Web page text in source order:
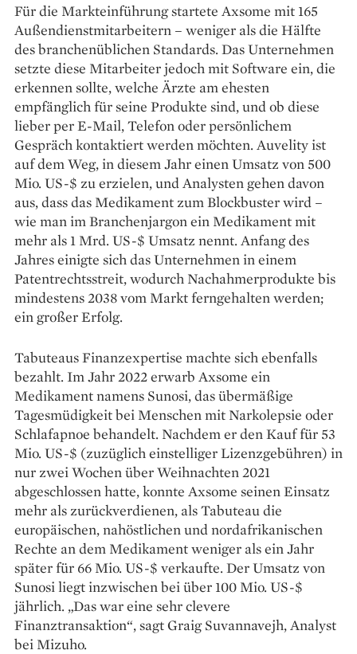
Für die Markteinführung startete Axsome mit 165
Außendienstmitarbeitern – weniger als die Hälfte
des branchenüblichen Standards. Das Unternehmen
setzte diese Mitarbeiter jedoch mit Software ein, die
erkennen sollte, welche Ärzte am ehesten
empfänglich für seine Produkte sind, und ob diese
lieber per E-Mail, Telefon oder persönlichem
Gespräch kontaktiert werden möchten. Auvelity ist
auf dem Weg, in diesem Jahr einen Umsatz von 500
Mio. US-$ zu erzielen, und Analysten gehen davon
aus, dass das Medikament zum Blockbuster wird –
wie man im Branchenjargon ein Medikament mit
mehr als 1 Mrd. US-$ Umsatz nennt. Anfang des
Jahres einigte sich das Unternehmen in einem
Patentrechtsstreit, wodurch Nachahmerprodukte bis
mindestens 2038 vom Markt ferngehalten werden;
ein großer Erfolg.
Tabuteaus Finanzexpertise machte sich ebenfalls
bezahlt. Im Jahr 2022 erwarb Axsome ein
Medikament namens Sunosi, das übermäßige
Tagesmüdigkeit bei Menschen mit Narkolepsie oder
Schlafapnoe behandelt. Nachdem er den Kauf für 53
Mio. US-$ (zuzüglich einstelliger Lizenzgebühren) in
nur zwei Wochen über Weihnachten 2021
abgeschlossen hatte, konnte Axsome seinen Einsatz
mehr als zurückverdienen, als Tabuteau die
europäischen, nahöstlichen und nordafrikanischen
Rechte an dem Medikament weniger als ein Jahr
später für 66 Mio. US-$ verkaufte. Der Umsatz von
Sunosi liegt inzwischen bei über 100 Mio. US-$
jährlich. „Das war eine sehr clevere
Finanztransaktion“, sagt Graig Suvannavejh, Analyst
bei Mizuho.